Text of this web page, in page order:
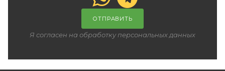
ОТПРАВИТЬ
Я согласен на обработку персональных данных